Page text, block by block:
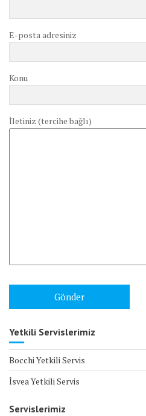
E-posta adresiniz
Konu
İletiniz (tercihe bağlı)
Yetkili Servislerimiz
Bocchi Yetkili Servis
İsvea Yetkili Servis
Servislerimiz